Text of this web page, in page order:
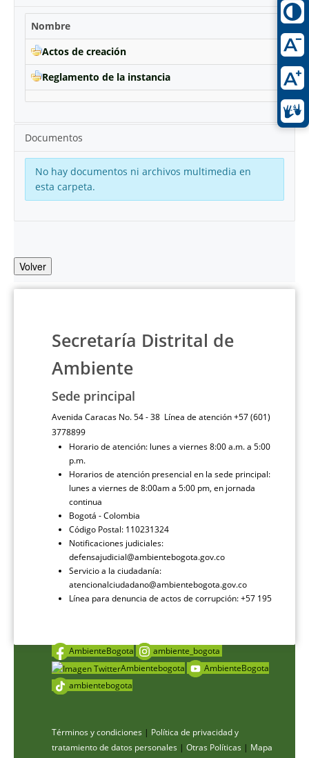
Nombre
Actos de creación
Reglamento de la instancia
Documentos
No hay documentos ni archivos multimedia en
esta carpeta.
Volver
Secretaría Distrital de
Ambiente
Sede principal
Avenida Caracas No. 54 - 38 Línea de atención +57 (601)
3778899
Horario de atención: lunes a viernes 8:00 a.m. a 5:00
p.m.
Horarios de atención presencial en la sede principal:
lunes a viernes de 8:00am a 5:00 pm, en jornada
continua
Bogotá - Colombia
Código Postal: 110231324
Notificaciones judiciales:
defensajudicial@ambientebogota.gov.co
Servicio a la ciudadanía:
atencionalciudadano@ambientebogota.gov.co
Línea para denuncia de actos de corrupción: +57 195
AmbienteBogota
ambiente_bogota
Ambientebogota
AmbienteBogota
ambientebogota
Términos y condiciones | Política de privacidad y
tratamiento de datos personales | Otras Políticas | Mapa